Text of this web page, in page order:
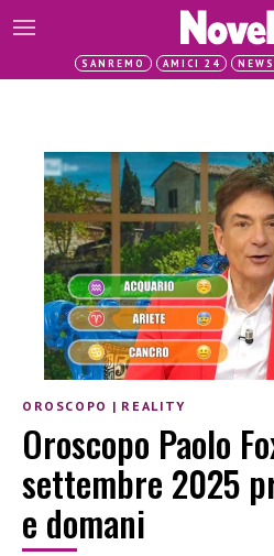
SANREMO AMICI 24
OROSCOPO | REALITY
Oroscopo Paolo
settembre 2025
e domani